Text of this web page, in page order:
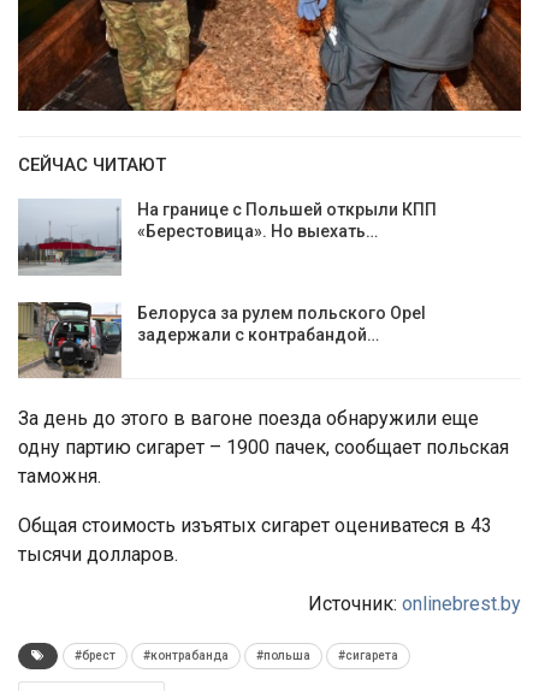
СЕЙЧАС ЧИТАЮТ
На границе с Польшей открыли КПП
«Берестовица». Но выехать…
Белоруса за рулем польского Opel
задержали с контрабандой…
За день до этого в вагоне поезда обнаружили еще
одну партию сигарет – 1900 пачек, сообщает польская
таможня.
Общая стоимость изъятых сигарет оцениватеся в 43
тысячи долларов.
Источник: onlinebrest.by
#брест #контрабанда #польша #сигарета